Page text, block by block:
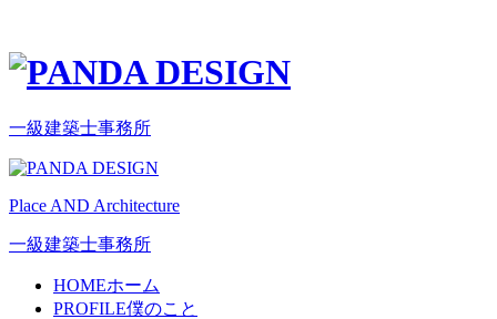
一級建築士事務所
Place AND Architecture
一級建築士事務所
HOMEホーム
PROFILE僕のこと